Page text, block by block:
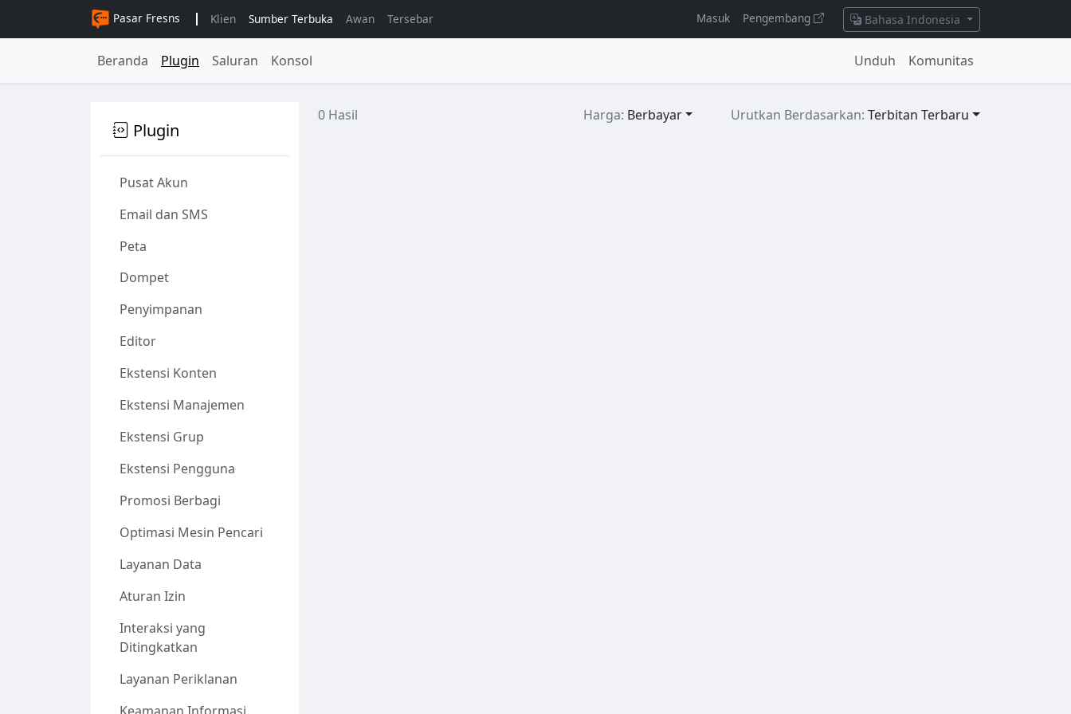
Pasar Fresns Klien Sumber Terbuka Awan Tersebar Masuk Pengembang Bahasa Indonesia
Beranda Plugin Saluran Konsol Unduh Komunitas
Plugin
Pusat Akun
Email dan SMS
Peta
Dompet
Penyimpanan
Editor
Ekstensi Konten
Ekstensi Manajemen
Ekstensi Grup
Ekstensi Pengguna
Promosi Berbagi
Optimasi Mesin Pencari
Layanan Data
Aturan Izin
Interaksi yang
Ditingkatkan
Layanan Periklanan
0 Hasil Harga: Berbayar Urutkan Berdasarkan:Terbitan Terbaru